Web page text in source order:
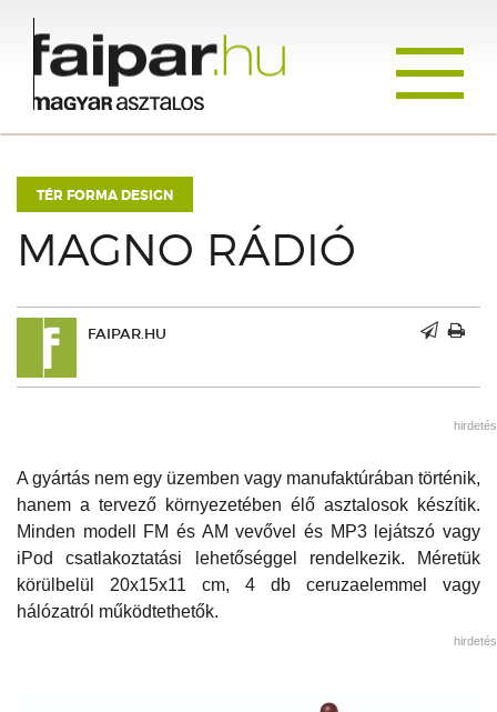
TÉR FORMA DESIGN
MAGNO RÁDIÓ
FAIPAR.HU
hirdetés
A gyártás nem egy üzemben vagy manufaktúrában történik,
hanem a tervező környezetében élő asztalosok készítik.
Minden modell FM és AM vevővel és MP3 lejátszó vagy
iPod csatlakoztatási lehetőséggel rendelkezik. Méretük
körülbelül 20x15x11 cm, 4 db ceruzaelemmel vagy
hálózatról működtethetők.
hirdetés